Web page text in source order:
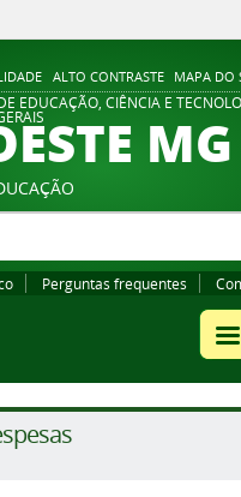
ALTO CONTRASTE MAPA DO
Comunica
Participe
EDUCAÇÃO, CIÊNCIA E
MG
Perguntas frequentes